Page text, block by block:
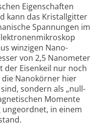
Eigenschaften
kann das Kristall­gitter
Spannungen im
winzigen Nano­
von 2,5 Nanometer
der Eisenkeil nur noch
die Nano­körner hier
sondern als „null­
Momente
in einem